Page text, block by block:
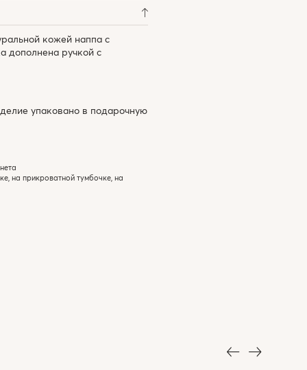
кожей наппа с
дополнена ручкой с
упаковано в подарочную
на прикроватной тумбочке, на